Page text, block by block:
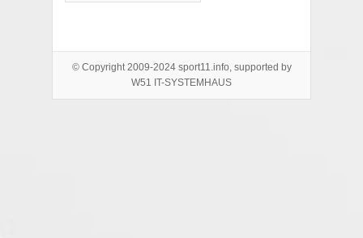
© Copyright 2009-2024 sport11.info, supported by
W51 IT-SYSTEMHAUS